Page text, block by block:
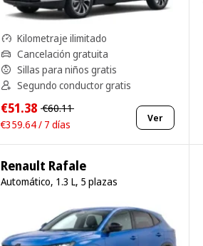
Kilometraje ilimitado
Cancelación gratuita
Sillas para niños gratis
Segundo conductor gratis
€51.38 €60.11
€359.64 / 7 días
Ver
Renault Rafale
Automático, 1.3 L, 5 plazas